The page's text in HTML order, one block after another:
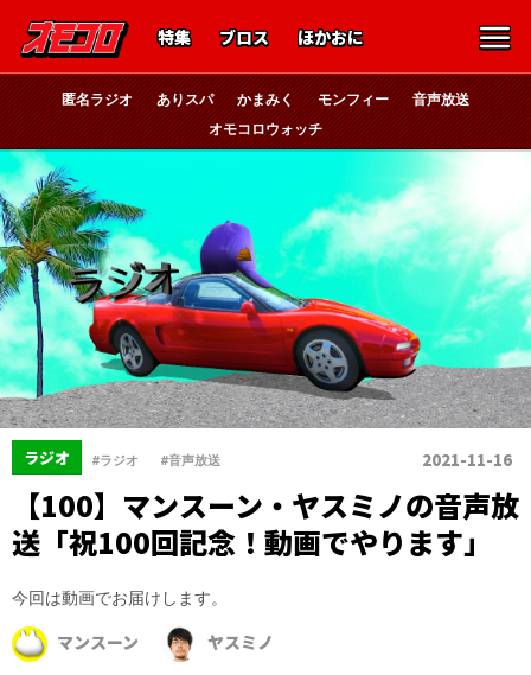
特集 ブロス ほかおに
匿名ラジオ ありスパ かまみく モンフィー
音声放送
オモコロウォッチ
ラジオ #ラジオ #音声放送 2021-11-16
【100】マンスーン・ヤスミノの音声放
送「祝100回記念！動画でやります」
今回は動画でお届けします。
マンスーン
ヤスミノ